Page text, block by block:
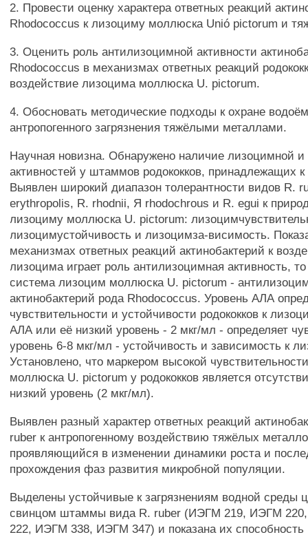
2. Провести оценку характера ответных реакций
Rhodococcus к лизоциму моллюска Unió pictorum и
3. Оценить роль антилизоцимной активности
Rhodococcus в механизмах ответных реакций
воздействие лизоцима моллюска U. pictorum.
4. Обосновать методические подходы к охране
антропогенного загрязнения тяжёлыми металлами.
Научная новизна. Обнаружено наличие лизоцимной
активностей у штаммов родококков, принадлежащих
Выявлен широкий диапазон толерантности видов R.
erythropolis, R. rhodnii, Я rhodochrous и R. egui к
лизоциму моллюска U. pictorum:
лизоцимустойчивость и лизоцимза-висимость.
механизмах ответных реакций актинобактерий к
лизоцима играет роль антилизоцимная активность,
система лизоцим моллюска U. pictorum -
актинобактерий рода Rhodococcus. Уровень АЛА
чувствительности и устойчивости родококков к
АЛА или её низкий уровень - 2 мкг/мл - определяет
уровень 6-8 мкг/мл - устойчивость и зависимость к
Установлено, что маркером высокой
моллюска U. pictorum у родококков является
низкий уровень (2 мкг/мл).
Выявлен разный характер ответных реакций
ruber к антропогенному воздействию тяжёлых
проявляющийся в изменении динамики роста и
прохождения фаз развития микробной популяции.
Выделены устойчивые к загрязнениям водной среды
свинцом штаммы вида R. ruber (ИЭГМ 219, ИЭГМ
222, ИЭГМ 338, ИЭГМ 347) и показана их способность